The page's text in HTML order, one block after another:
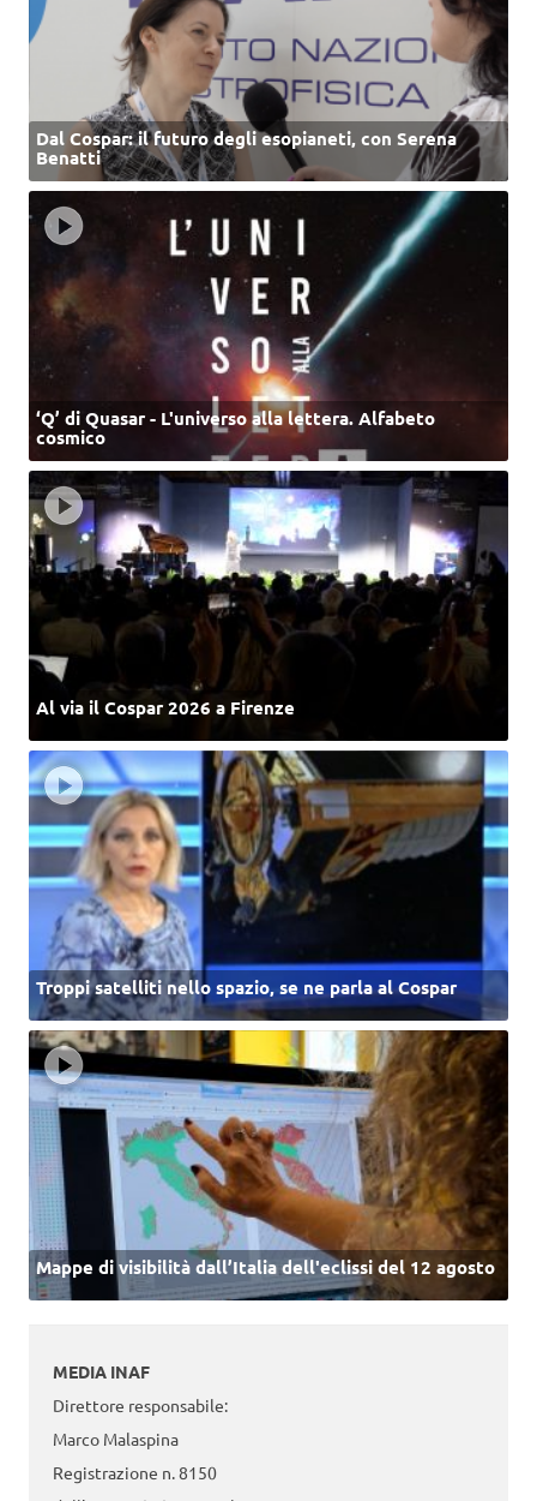
Dal Cospar: il futuro degli esopianeti, con Serena
Benatti
‘Q’ di Quasar - L'universo alla lettera. Alfabeto
cosmico
Al via il Cospar 2026 a Firenze
Troppi satelliti nello spazio, se ne parla al Cospar
Mappe di visibilità dall’Italia dell'eclissi del 12 agosto
MEDIA INAF
Direttore responsabile:
Marco Malaspina
Registrazione n. 8150